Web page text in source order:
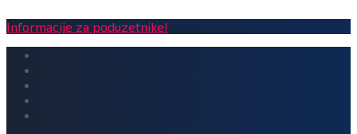
Informacije za poduzetnike!